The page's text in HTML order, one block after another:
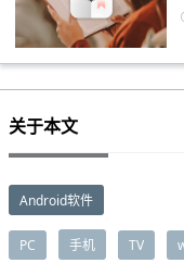
关于本文
Android软件
PC 手机 TV